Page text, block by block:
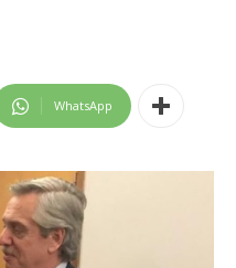
WhatsApp